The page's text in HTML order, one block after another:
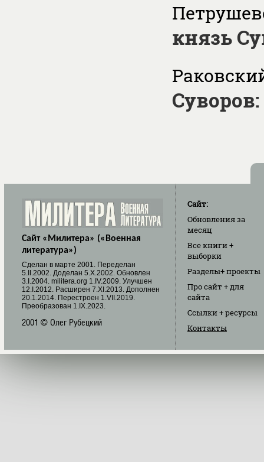
князь
Суворов:
Сайт «Милитера» («Военная
литература»)
Cделан в марте 2001. Переделан
5.II.2002. Доделан 5.X.2002. Обновлен
3.I.2004. militera.org 1.IV.2009. Улучшен
12.I.2012. Расширен 7.XI.2013. Дополнен
20.1.2014. Перестроен 1.VII.2019.
Преобразован 1.IX.2023.
2001 © Олег Рубецкий
Сайт:
Обновленияза
месяц
Все книги+
выборки
Разделы+ проекты
Про сайт + для
сайта
Ссылки+ ресурсы
Контакты